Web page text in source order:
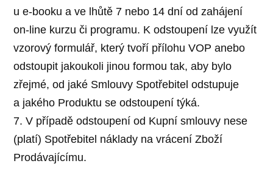
u e-booku a ve lhůtě 7 nebo 14 dní od zahájení
on-line kurzu či programu. K odstoupení lze využít
vzorový formulář, který tvoří přílohu VOP anebo
odstoupit jakoukoli jinou formou tak, aby bylo
zřejmé, od jaké Smlouvy Spotřebitel odstupuje
a jakého Produktu se odstoupení týká.
7. V případě odstoupení od Kupní smlouvy nese
(platí) Spotřebitel náklady na vrácení Zboží
Prodávajícímu.